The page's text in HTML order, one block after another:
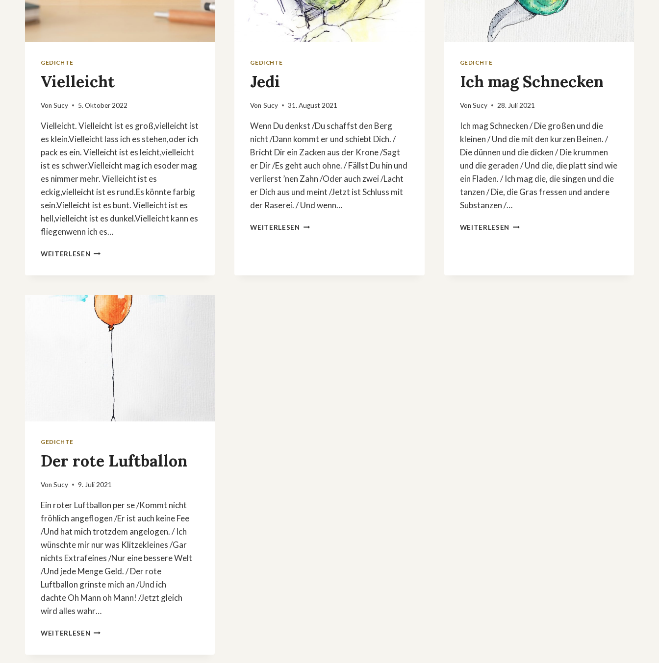
GEDICHTE
Vielleicht
Von Sucy 5. Oktober 2022
Vielleicht. Vielleicht ist es groß,vielleicht ist
es klein.Vielleicht lass ich es stehen,oder ich
pack es ein. Vielleicht ist es leicht,vielleicht
ist es schwer.Vielleicht mag ich esoder mag
es nimmer mehr. Vielleicht ist es
eckig,vielleicht ist es rund.Es könnte farbig
sein.Vielleicht ist es bunt. Vielleicht ist es
hell,vielleicht ist es dunkel.Vielleicht kann es
fliegenwenn ich es…
WEITERLESEN VIELLEICHT
GEDICHTE
Jedi
Von Sucy 31. August 2021
Wenn Du denkst /Du schaffst den Berg
nicht /Dann kommt er und schiebt Dich. /
Bricht Dir ein Zacken aus der Krone /Sagt
er Dir /Es geht auch ohne. / Fällst Du hin und
verlierst ’nen Zahn /Oder auch zwei /Lacht
er Dich aus und meint /Jetzt ist Schluss mit
der Raserei. / Und wenn…
WEITERLESEN JEDI
GEDICHTE
Ich mag Schnecken
Von Sucy 28. Juli 2021
Ich mag Schnecken / Die großen und die
kleinen / Und die mit den kurzen Beinen. /
Die dünnen und die dicken / Die krummen
und die geraden / Und die, die platt sind wie
ein Fladen. / Ich mag die, die singen und die
tanzen / Die, die Gras fressen und andere
Substanzen /…
WEITERLESEN ICH
GEDICHTE
Der rote Luftballon
Von Sucy 9. Juli 2021
Ein roter Luftballon per se /Kommt nicht
fröhlich angeflogen /Er ist auch keine Fee
/Und hat mich trotzdem angelogen. / Ich
wünschte mir nur was Klitzekleines /Gar
nichts Extrafeines /Nur eine bessere Welt
/Und jede Menge Geld. / Der rote
Luftballon grinste mich an /Und ich
dachte Oh Mann oh Mann! /Jetzt gleich
wird alles wahr…
WEITERLESEN DER